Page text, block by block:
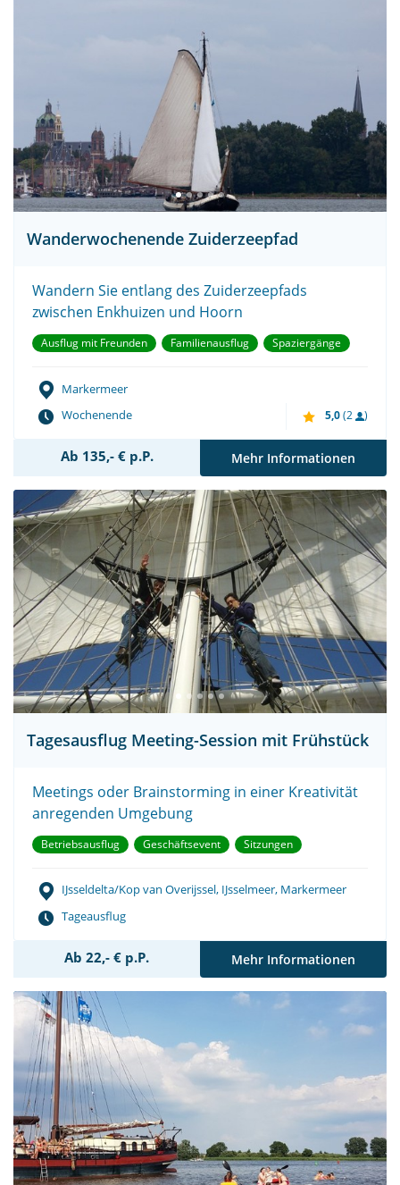
Wanderwochenende Zuiderzeepfad
Wandern Sie entlang des Zuiderzeepfads
zwischen Enkhuizen und Hoorn
Ausflug mit Freunden Familienausflug Spaziergänge
Markermeer
Wochenende
5,0(2 )
Ab 135,- € p.P. Mehr Informationen
Tagesausflug Meeting-Session mit Frühstück
Meetings oder Brainstorming in einer Kreativität
anregenden Umgebung
Betriebsausflug Geschäftsevent Sitzungen
IJsseldelta/Kop van Overijssel, IJsselmeer, Markermeer
Tageausflug
Ab 22,- € p.P. Mehr Informationen